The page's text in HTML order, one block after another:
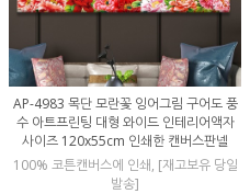
AP-4983 목단 모란꽃 잉어그림 구어도 풍
수 아트프린팅 대형 와이드 인테리어액자
사이즈 120x55cm 인쇄한 캔버스판넬
100% 코튼캔버스에 인쇄, [재고보유 당일
발송]